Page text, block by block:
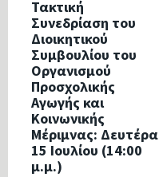
Τακτική
Συνεδρίαση του
Διοικητικού
Συμβουλίου του
Οργανισμού
Προσχολικής
Αγωγής και
Κοινωνικής
Μέριμνας: Δευτέρα
15 Ιουλίου (14:00
μ.μ.)